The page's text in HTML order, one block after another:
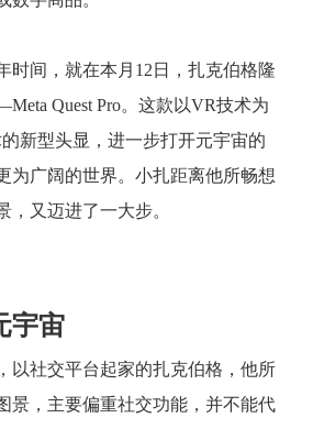
时间，就在本月12日，扎克伯格隆
Quest Pro。这款以VR技术为
新型头显，进一步打开元宇宙的
为广阔的世界。小扎距离他所畅想
，又迈进了一大步。
宇宙
以社交平台起家的扎克伯格，他所
景，主要偏重社交功能，并不能代